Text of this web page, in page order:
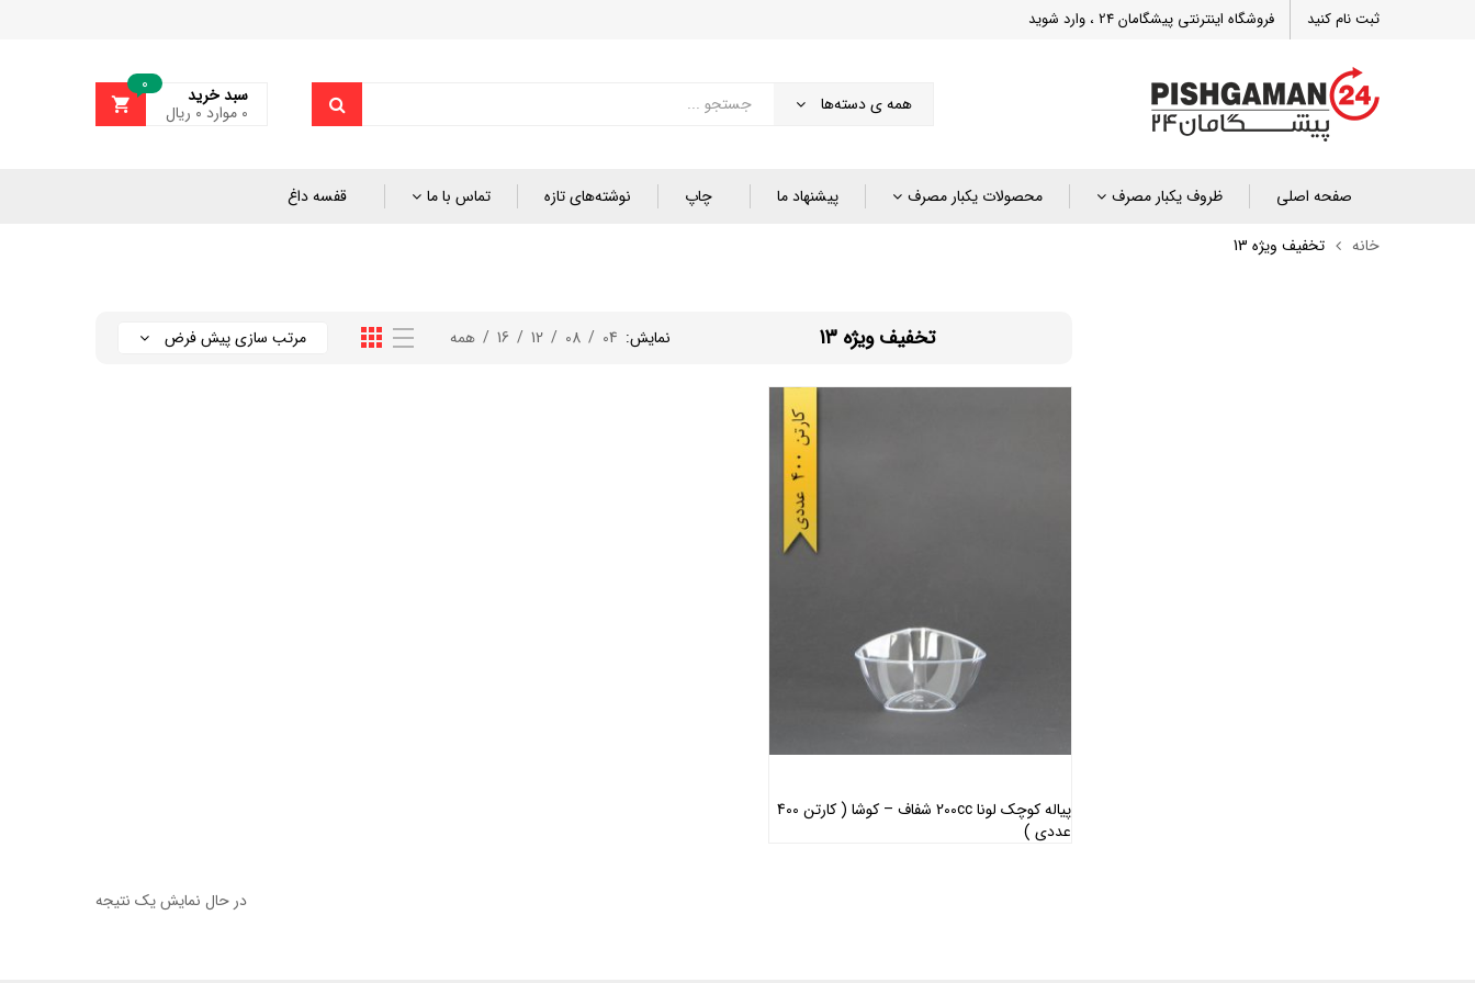
ثبت نام کنید فروشگاه اینترنتی پیشگامان 24 ، وارد شوید
همه ی دسته‌ها
0 سبد خرید
0 موارد ۰ ریال
صفحه اصلی ظروف یکبار مصرف محصولات یکبار مصرف پیشنهاد ما چاپ نوشته‌های تازه تماس با ما قفسه داغ
خانه تخفیف ویژه 13
تخفیف ویژه 13 نمایش: 04
/
08
/
12
/
16
/ همه مرتب سازی پیش فرض
پیاله کوچک لونا 200cc شفاف – کوشا ( کارتن 400
عددی )
در حال نمایش یک نتیجه